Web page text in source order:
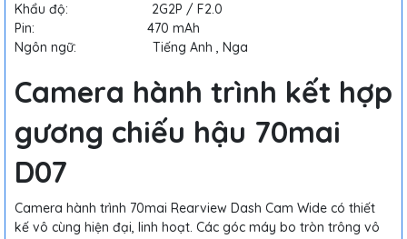
Khẩu độ: 2G2P / F2.0
Pin: 470 mAh
Ngôn ngữ: Tiếng Anh , Nga
Camera hành trình kết hợp
gương chiếu hậu 70mai
D07
Camera hành trình 70mai Rearview Dash Cam Wide có thiết
kế vô cùng hiện đại, linh hoạt. Các góc máy bo tròn trông vô